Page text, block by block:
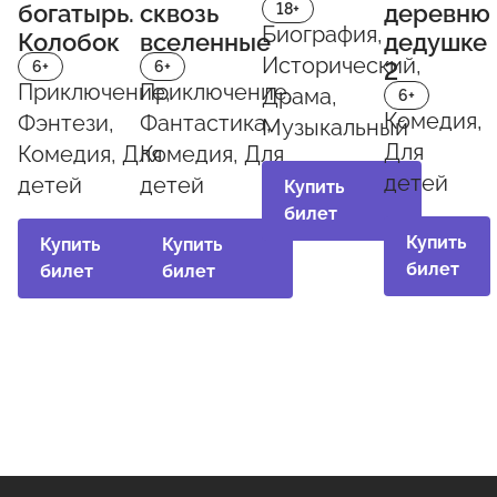
богатырь.
Колобок
6+
Приключение,
Фэнтези,
Комедия, Для
детей
Купить
билет
сквозь
вселенные
6+
Приключение,
Фантастика,
Комедия, Для
детей
Купить
билет
18+
Биография,
Исторический,
Драма,
Музыкальный
Купить
билет
деревню
дедушке
2
6+
Комедия,
Для
детей
Купить
билет